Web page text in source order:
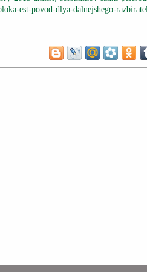
est-povod-dlya-dalnejshego-